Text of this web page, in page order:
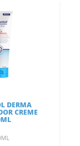
DERMA
CREME